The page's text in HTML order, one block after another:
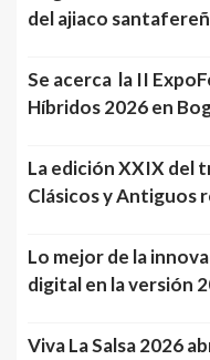
del ajiaco
Se acerca la II
Híbridos 2026 en
La edición XXIX del
Clásicos y Antiguos
Lo mejor de la
digital en la versión
Viva La Salsa 2026